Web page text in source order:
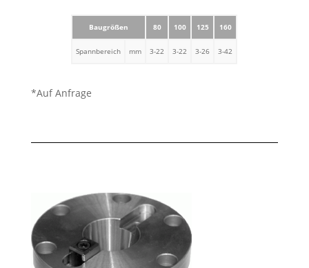
Baugrößen 80 100 125 160
Spannbereich mm 3-22 3-22 3-26 3-42
*Auf Anfrage